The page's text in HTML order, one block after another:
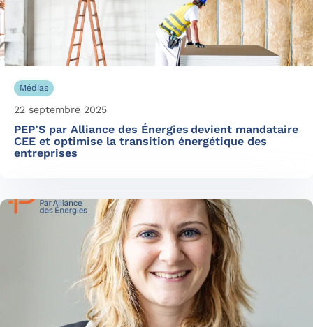
Médias
22 septembre 2025
PEP’S par Alliance des Énergies devient mandataire
CEE et optimise la transition énergétique des
entreprises